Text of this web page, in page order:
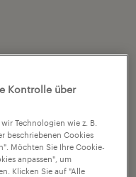
Kontrolle über
Technologien wie z. B.
beschriebenen Cookies
Möchten Sie Ihre Cookie-
anpassen", um
Klicken Sie auf "Alle